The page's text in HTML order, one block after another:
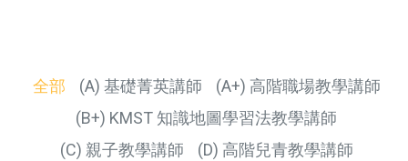
全部 (A) 基礎菁英講師
(A+) 高階職場教學講師
(B+) KMST 知識地圖學習法教學講師
(C) 親子教學講師
(D) 高階兒青教學講師